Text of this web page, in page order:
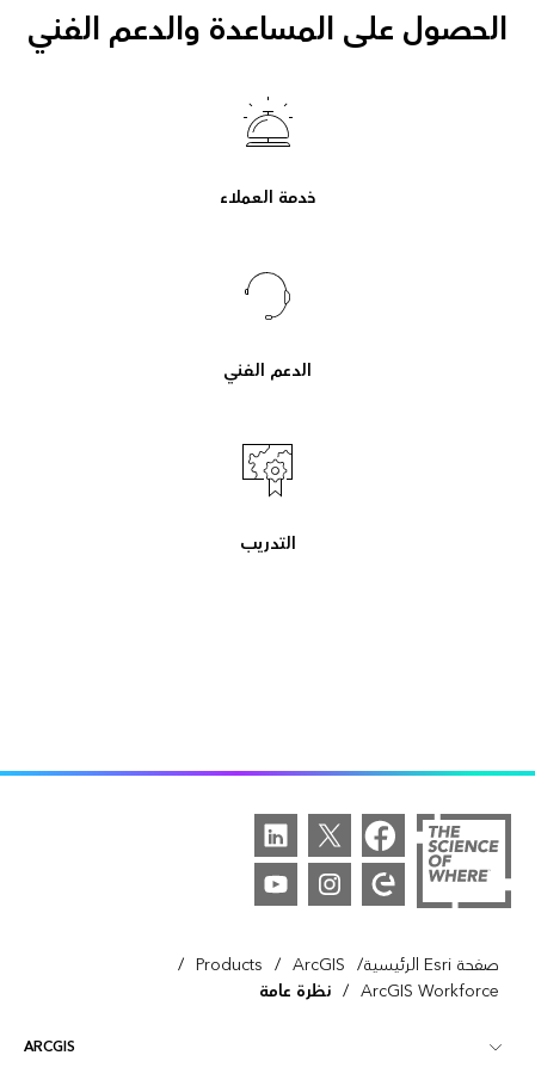
الحصول على المساعدة والدعم الفني
خدمة العملاء
الدعم الفني
التدريب
صفحة Esri الرئيسية /
ArcGIS
/
Products
/
ArcGIS Workforce
/ نظرة عامة
ARCGIS